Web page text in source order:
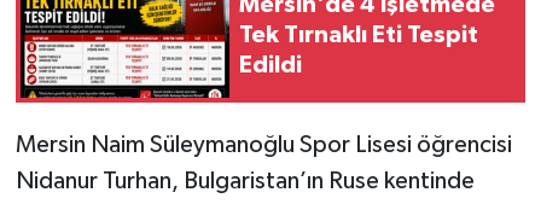
Tek Tırnaklı Eti Tespit
Edildi
Mersin Naim Süleymanoğlu Spor Lisesi öğrencisi
Nidanur Turhan, Bulgaristan’ın Ruse kentinde